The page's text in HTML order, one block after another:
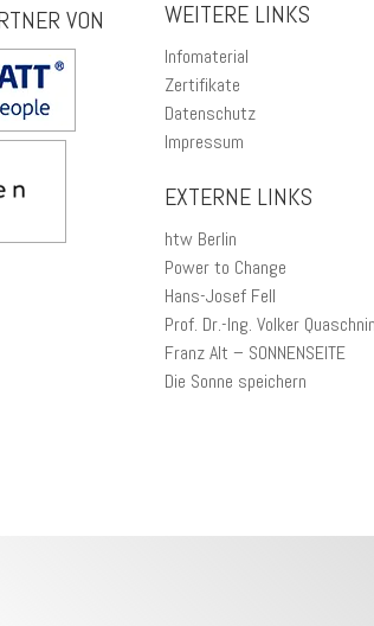
VON WEITERE LINKS
Infomaterial
Zertifikate
Datenschutz
Impressum
EXTERNE LINKS
htw Berlin
Power to Change
Hans-Josef Fell
Prof. Dr.-Ing. Volker
Franz Alt – SONNENSEITE
Die Sonne speichern